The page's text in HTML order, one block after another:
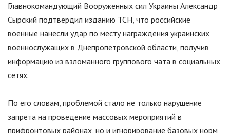
Главнокомандующий Вооруженных сил Украины Александр
Сырский подтвердил изданию ТСН, что российские
военные нанесли удар по месту награждения украинских
военнослужащих в Днепропетровской области, получив
информацию из взломанного группового чата в социальных
сетях.
По его словам, проблемой стало не только нарушение
запрета на проведение массовых мероприятий в
прифронтовых районах, но и игнорирование базовых норм